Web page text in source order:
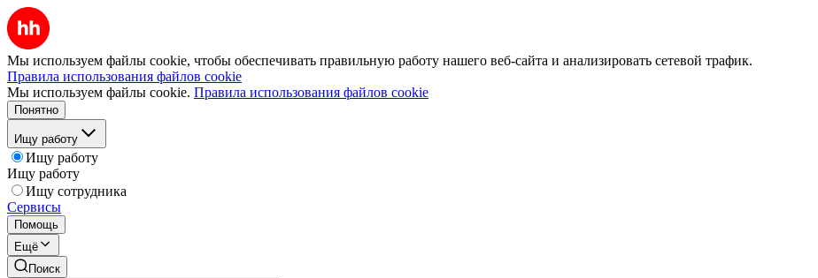
Мы используем файлы cookie, чтобы обеспечивать правильную работу нашего веб-сайта и анализировать сетевой трафик.
Правила использования файлов cookie
Мы используем файлы cookie. Правила использования файлов cookie
Понятно
Ищу работу
Ищу работу
Ищу работу
Ищу сотрудника
Сервисы
Помощь
Ещё
Поиск